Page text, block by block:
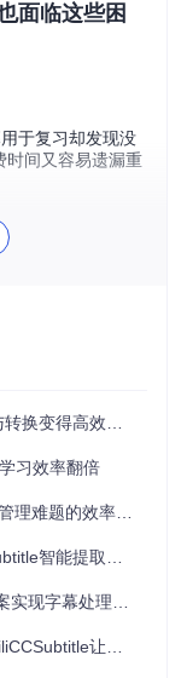
面临这些困
于复习却发现没
时间又容易遗漏重
发现是特殊的JS
获取与转换
。整个过程无需
高效的终极方案
习效率翻倍
题的效率倍增器
具让效率提升10倍
处理效率提升？
字幕获取变得简单